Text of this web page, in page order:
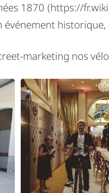
1870 (https://
historique,
marketing nos